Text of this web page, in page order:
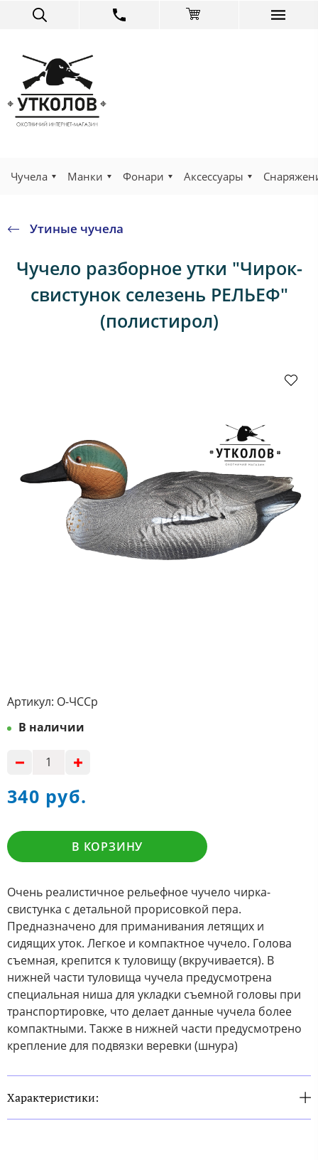
Чучела Манки Фонари Аксессуары
Утиные чучела
Чучело разборное утки "Чирок-
свистунок селезень РЕЛЬЕФ"
(полистирол)
Артикул: О-ЧССр
В наличии
340 руб.
В КОРЗИНУ
Очень реалистичное рельефное чучело чирка-
свистунка с детальной прорисовкой пера.
Предназначено для приманивания летящих и
сидящих уток. Легкое и компактное чучело. Голова
съемная, крепится к туловищу (вкручивается). В
нижней части туловища чучела предусмотрена
специальная ниша для укладки съемной головы при
транспортировке, что делает данные чучела более
компактными. Также в нижней части предусмотрено
крепление для подвязки веревки (шнура)
Характеристики: